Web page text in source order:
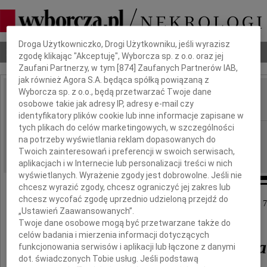
Nekrologi Odeszli Poradnik pogrzebowy
IMIĘ I NAZWISKO: Stefania Kochmańska
REGION: cała Polska, Kraków
DATA EMISJI: 01.06.2012
W dniu 19 maja 2012 roku odeszła od nas w wieku
nasza nieodżałowana Przyjaciółka
Stefania Kochmańska
Dbamy o Twoją prywatność
Droga Użytkowniczko, Drogi Użytkowniku, jeśli wyrazisz
zgodę klikając "Akceptuję", Wyborcza sp. z o.o. oraz jej
Zaufani Partnerzy, w tym [874 ] Zaufanych Partnerów IAB,
jak również Agora S.A. będąca spółką powiązaną z
Wyborcza sp. z o.o., będą przetwarzać Twoje dane
osobowe takie jak adresy IP, adresy e-mail czy
identyfikatory plików cookie lub inne informacje zapisane w
tych plikach do celów marketingowych, w szczególności
na potrzeby wyświetlania reklam dopasowanych do
Twoich zainteresowań i preferencji w swoich serwisach,
aplikacjach i w Internecie lub personalizacji treści w nich
wyświetlanych. Wyrażenie zgody jest dobrowolne. Jeśli nie
chcesz wyrazić zgody, chcesz ograniczyć jej zakres lub
chcesz wycofać zgodę uprzednio udzieloną przejdź do
„Ustawień Zaawansowanych”.
Twoje dane osobowe mogą być przetwarzane także do
celów badania i mierzenia informacji dotyczących
funkcjonowania serwisów i aplikacji lub łączone z danymi
dot. świadczonych Tobie usług. Jeśli podstawą